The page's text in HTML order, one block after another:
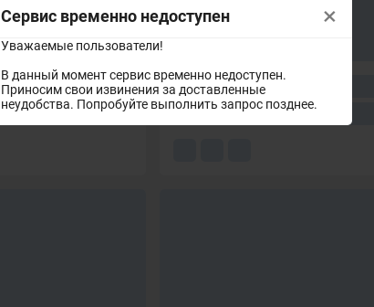
Сервис временно недоступен
Уважаемые пользователи!
В данный момент сервис временно недоступен.
Приносим свои извинения за доставленные
неудобства. Попробуйте выполнить запрос позднее.
×